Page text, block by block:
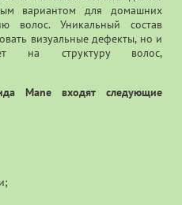
вариантом для домашних
волос. Уникальный состав
визуальные дефекты, но и
на структуру волос,
Mane входят следующие